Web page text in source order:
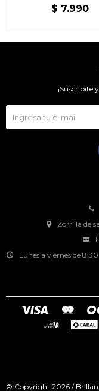
$ 7.990
Zorrilla de
Lunes a viernes de
¡Suscribite
© Copyright 2026 /